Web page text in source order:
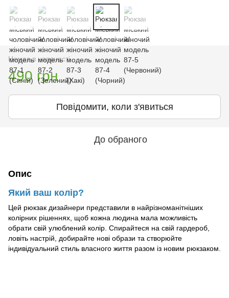
Немає в наявності
490 грн
Повідомити, коли з'явиться
До обраного
Опис
Який ваш колір?
Цей рюкзак дизайнери представили в найрізноманітніших
колірних рішеннях, щоб кожна людина мала можливість
обрати свій улюблений колір. Спирайтеся на свій гардероб,
ловіть настрій, добирайте нові образи та створюйте
індивідуальний стиль власного життя разом із новим рюкзаком.